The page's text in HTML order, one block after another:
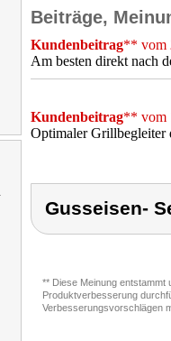
Beiträge,
Kundenbeitrag** vom
Am besten direkt nach
Kundenbeitrag** vom
Optimaler Grillbegleiter
Gusseisen-
** Diese Meinung entstammt
Produktverbesserung
Verbesserungsvorschlägen